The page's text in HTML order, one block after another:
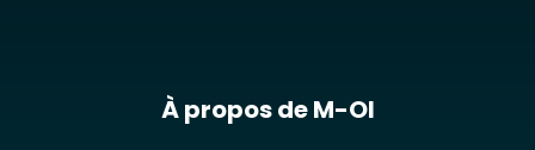
À propos de M-OI